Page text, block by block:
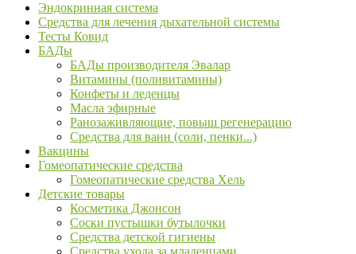
Эндокринная система
Средства для лечения дыхательной системы
Тесты Ковид
БАДы
БАДы производителя Эвалар
Витамины (поливитамины)
Конфеты и леденцы
Масла эфирные
Ранозаживляющие, повыш регенерацию
Средства для ванн (соли, пенки...)
Вакцины
Гомеопатические средства
Гомеопатические средства Хель
Детские товары
Косметика Джонсон
Соски пустышки бутылочки
Средства детской гигиены